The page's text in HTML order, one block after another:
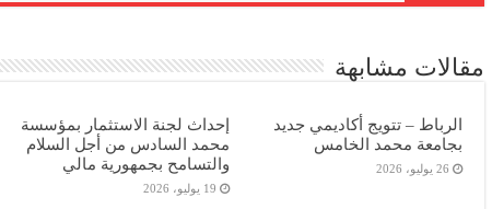
مقالات مشابهة
الرباط – تتويج أكاديمي جديد
بجامعة محمد الخامس
26 يوليو، 2026
إحداث لجنة الاستثمار بمؤسسة
محمد السادس من أجل السلام
والتسامح بجمهورية مالي
19 يوليو، 2026